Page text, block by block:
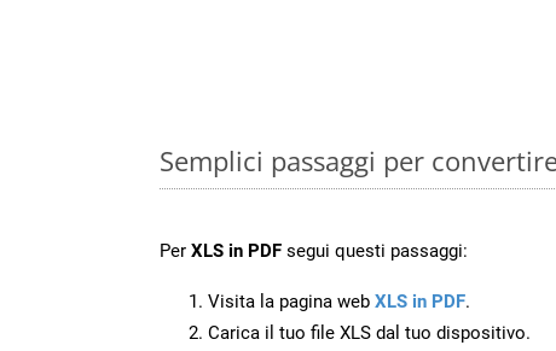
Semplici passaggi per
Per XLS in PDF segui questi passaggi:
Visita la pagina web XLS in PDF.
Carica il tuo file XLS dal tuo dispositivo.